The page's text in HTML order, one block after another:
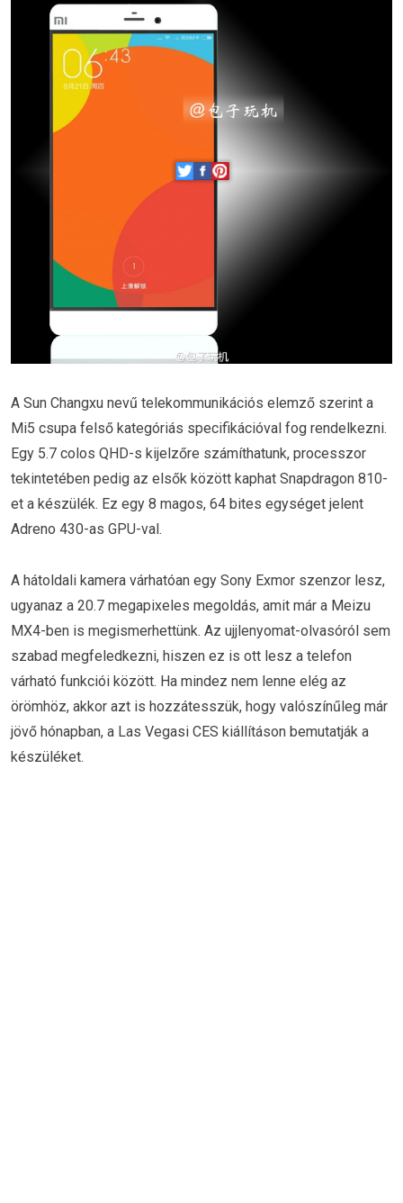
A Sun Changxu nevű telekommunikációs elemző szerint a
Mi5 csupa felső kategóriás specifikációval fog rendelkezni.
Egy 5.7 colos QHD-s kijelzőre számíthatunk, processzor
tekintetében pedig az elsők között kaphat Snapdragon 810-
et a készülék. Ez egy 8 magos, 64 bites egységet jelent
Adreno 430-as GPU-val.
A hátoldali kamera várhatóan egy Sony Exmor szenzor lesz,
ugyanaz a 20.7 megapixeles megoldás, amit már a Meizu
MX4-ben is megismerhettünk. Az ujjlenyomat-olvasóról sem
szabad megfeledkezni, hiszen ez is ott lesz a telefon
várható funkciói között. Ha mindez nem lenne elég az
örömhöz, akkor azt is hozzátesszük, hogy valószínűleg már
jövő hónapban, a Las Vegasi CES kiállításon bemutatják a
készüléket.